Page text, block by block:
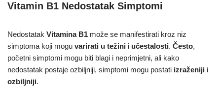
Vitamin B1 Nedostatak Simptomi
Nedostatak Vitamina B1 može se manifestirati kroz niz
simptoma koji mogu varirati u težini i učestalosti. Često,
početni simptomi mogu biti blagi i neprimjetni, ali kako
nedostatak postaje ozbiljniji, simptomi mogu postati izraženiji i
ozbiljniji.